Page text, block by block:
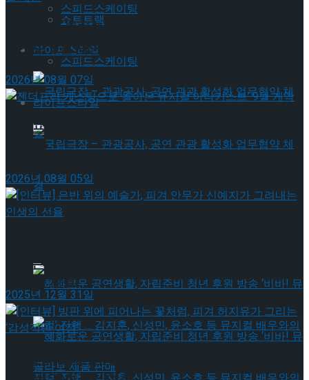
스피드스케이팅
라이프스타일
국립극장 – 관광공사, 공연 관광 활성화 업무협
쇼트트랙
스피드스케이팅
라이프스타일
약 체결
‘로미오와 줄리엣’의 발칙한 평행세계,연극 ‘스타크
로스드’ 9월 재연
2026년 08월 07일
젠더프리 캐스팅으로 돌아온 뮤지컬’아나키스트’ 9
월 개막
2026년 08월 05일
려내는 인생의 선율
2025년 12월 31일
[인터뷰] 빙판 위에 피어나는 꽃처럼, 피겨 허지유가